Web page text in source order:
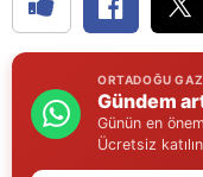
ORTADOĞU
Gündem
Günün en
Ücretsiz